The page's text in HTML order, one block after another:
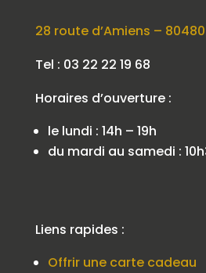
28 route d’Amiens – 80480
Tel : 03 22 22 19 68
Horaires d’ouverture :
le lundi : 14h – 19h
du mardi au samedi :
Liens rapides :
Offrir une carte cadeau